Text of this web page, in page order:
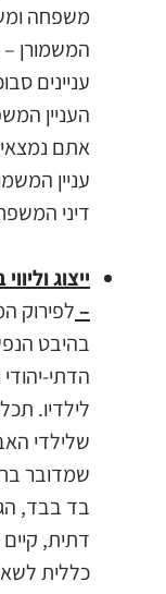
משפחה
המשמורן –
עניינים
העניין
אתם
עניין
דיני
ייצוג
–לפירוק
בהיבט
הדתי-
לילדיו.
שלילדי
שמדובר
בד בבד,
דתית,
כללית